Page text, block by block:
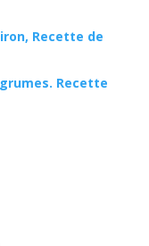
Recette de
Recette